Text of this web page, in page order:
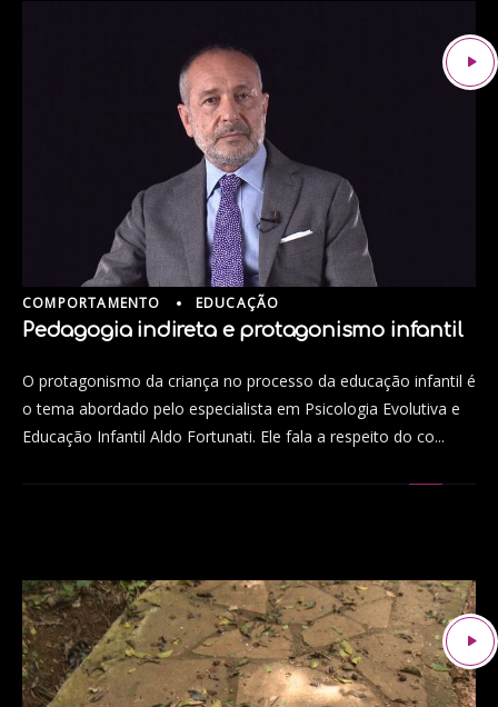
COMPORTAMENTO EDUCAÇÃO
Pedagogia indireta e protagonismo infantil
O protagonismo da criança no processo da educação infantil é
o tema abordado pelo especialista em Psicologia Evolutiva e
Educação Infantil Aldo Fortunati. Ele fala a respeito do co...